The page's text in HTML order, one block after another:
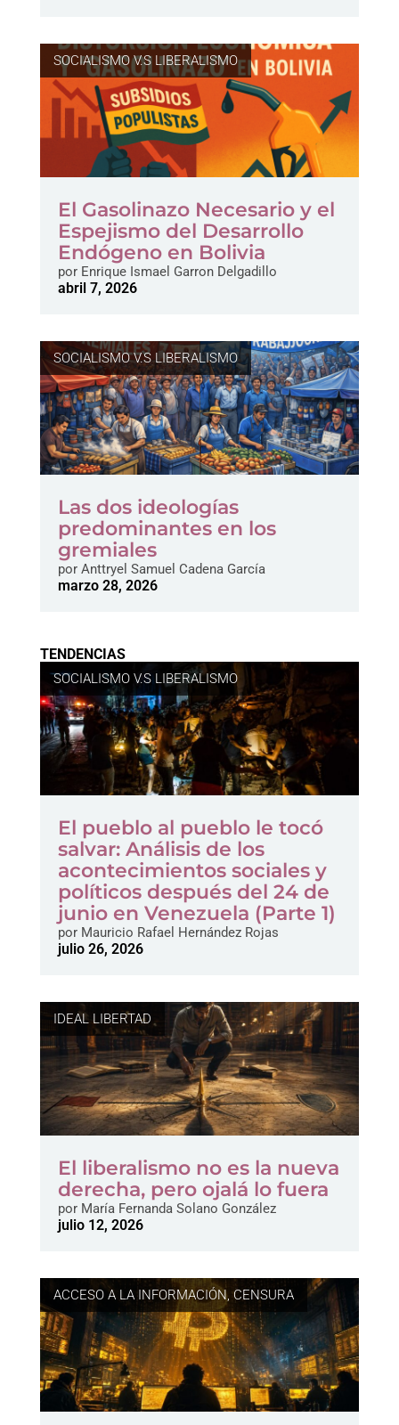
SOCIALISMO V.S LIBERALISMO
El Gasolinazo Necesario y el
Espejismo del Desarrollo
Endógeno en Bolivia
porEnrique Ismael Garron Delgadillo
abril 7, 2026
SOCIALISMO V.S LIBERALISMO
Las dos ideologías
predominantes en los
gremiales
porAnttryel Samuel Cadena García
marzo 28, 2026
TENDENCIAS
SOCIALISMO V.S LIBERALISMO
El pueblo al pueblo le tocó
salvar: Análisis de los
acontecimientos sociales y
políticos después del 24 de
junio en Venezuela (Parte 1)
porMauricio Rafael Hernández Rojas
julio 26, 2026
IDEAL LIBERTAD
El liberalismo no es la nueva
derecha, pero ojalá lo fuera
porMaría Fernanda Solano González
julio 12, 2026
ACCESO A LA INFORMACIÓN,CENSURA